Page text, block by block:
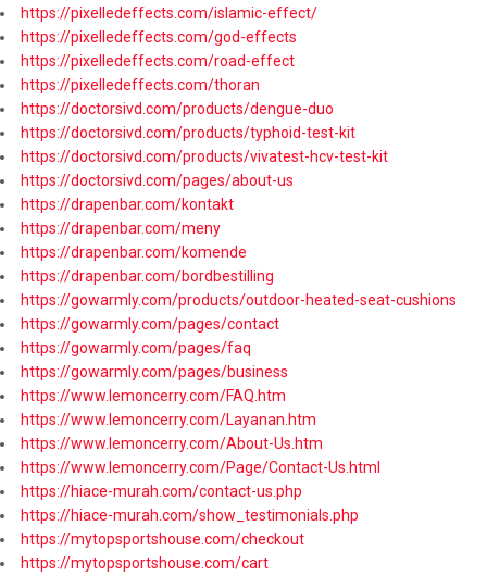
https://pixelledeffects.com/islamic-effect/
https://pixelledeffects.com/god-effects
https://pixelledeffects.com/road-effect
https://pixelledeffects.com/thoran
https://doctorsivd.com/products/dengue-duo
https://doctorsivd.com/products/typhoid-test-kit
https://doctorsivd.com/products/vivatest-hcv-test-kit
https://doctorsivd.com/pages/about-us
https://drapenbar.com/kontakt
https://drapenbar.com/meny
https://drapenbar.com/komende
https://drapenbar.com/bordbestilling
https://gowarmly.com/products/outdoor-heated-seat-cushions
https://gowarmly.com/pages/contact
https://gowarmly.com/pages/faq
https://gowarmly.com/pages/business
https://www.lemoncerry.com/FAQ.htm
https://www.lemoncerry.com/Layanan.htm
https://www.lemoncerry.com/About-Us.htm
https://www.lemoncerry.com/Page/Contact-Us.html
https://hiace-murah.com/contact-us.php
https://hiace-murah.com/show_testimonials.php
https://mytopsportshouse.com/checkout
https://mytopsportshouse.com/cart